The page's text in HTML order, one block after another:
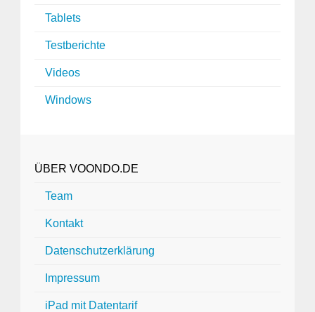
Tablets
Testberichte
Videos
Windows
ÜBER VOONDO.DE
Team
Kontakt
Datenschutzerklärung
Impressum
iPad mit Datentarif